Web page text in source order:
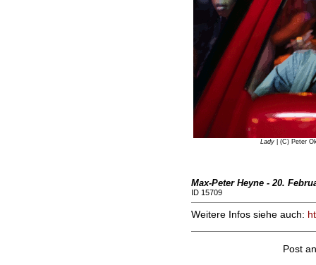
Lady | (C) Peter
Max-Peter Heyne - 20.
ID 15709
Weitere Infos siehe auch:
Post